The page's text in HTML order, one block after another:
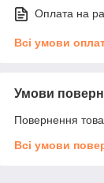
Оплата на
Всі умови
Умови
Повернення
Всі умови